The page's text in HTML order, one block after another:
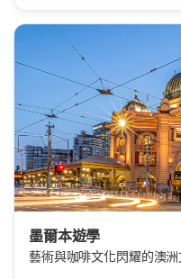
墨爾本遊學
藝術與咖啡文化閃耀的澳